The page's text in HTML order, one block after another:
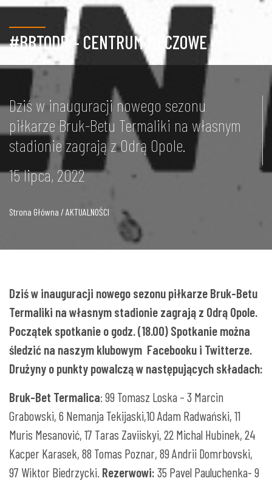
#BBTODR – CENTRUM MECZOWE
Dziś w inauguracji nowego sezonu
piłkarze Bruk-Betu Termaliki na własnym
stadionie zagrają z Odrą Opole.
15 lipca, 2022
Strona Główna / AKTUALNOŚCI
Dziś w inauguracji nowego sezonu piłkarze Bruk-Betu
Termaliki na własnym stadionie zagrają z Odrą Opole.
Początek spotkanie o godz. (18.00) Spotkanie można
śledzić na naszym klubowym Facebooku i Twitterze.
Drużyny o punkty powalczą w następujących składach:
Bruk-Bet Termalica: 99 Tomasz Loska – 3 Marcin
Grabowski, 6 Nemanja Tekijaski,10 Adam Radwański, 11
Muris Mesanović, 17 Taras Zaviiskyi, 22 Michal Hubinek, 24
Kacper Karasek, 88 Tomas Poznar, 89 Andrii Domrbovski,
97 Wiktor Biedrzycki. Rezerwowi: 35 Pavel Pauluchenka- 9